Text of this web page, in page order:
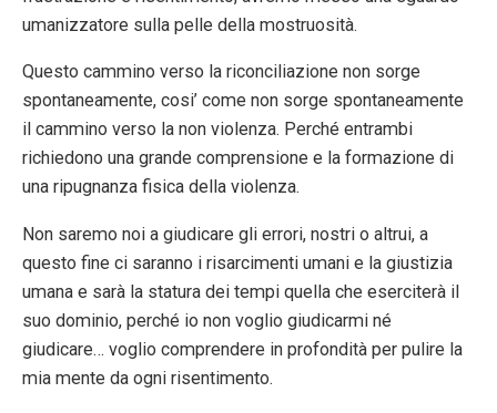
umanizzatore sulla pelle della mostruosità.
Questo cammino verso la riconciliazione non sorge
spontaneamente, cosi’ come non sorge spontaneamente
il cammino verso la non violenza. Perché entrambi
richiedono una grande comprensione e la formazione di
una ripugnanza fisica della violenza.
Non saremo noi a giudicare gli errori, nostri o altrui, a
questo fine ci saranno i risarcimenti umani e la giustizia
umana e sarà la statura dei tempi quella che eserciterà il
suo dominio, perché io non voglio giudicarmi né
giudicare… voglio comprendere in profondità per pulire la
mia mente da ogni risentimento.